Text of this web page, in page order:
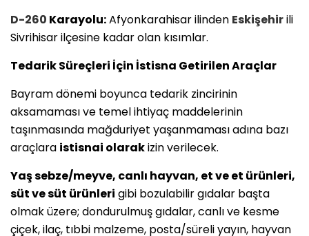
D-260 Karayolu:Afyonkarahisar ilinden Eskişehirili
Sivrihisar ilçesine kadar olan kısımlar.
Tedarik Süreçleri İçin İstisna Getirilen Araçlar
Bayram dönemi boyunca tedarik zincirinin
aksamaması ve temel ihtiyaç maddelerinin
taşınmasında mağduriyet yaşanmaması adına bazı
araçlara istisnai olarakizin verilecek.
Yaş sebze/meyve, canlı hayvan, et ve et ürünleri,
süt ve süt ürünleri gibi bozulabilir gıdalar başta
olmak üzere; dondurulmuş gıdalar, canlı ve kesme
çiçek, ilaç, tıbbi malzeme, posta/süreli yayın, hayvan